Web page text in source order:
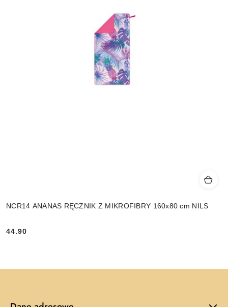
NCR14 ANANAS RĘCZNIK Z MIKROFIBRY 160x80 cm NILS
Cena:
44.90